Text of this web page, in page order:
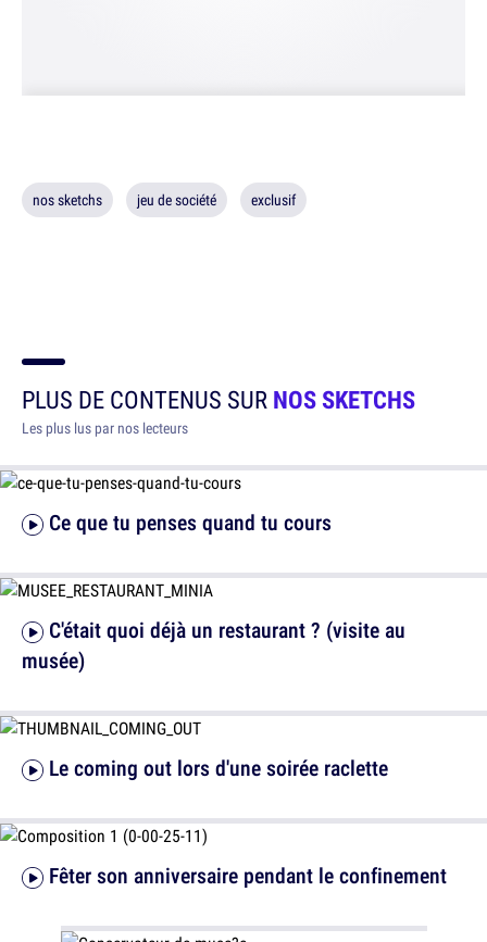
nos sketchs jeu de société exclusif
PLUS DE CONTENUS SURNOS SKETCHS
Les plus lus par nos lecteurs
Ce que tu penses quand tu cours
Le coming out lors d'une soirée raclette
musée)
Fêter son anniversaire pendant le confinement